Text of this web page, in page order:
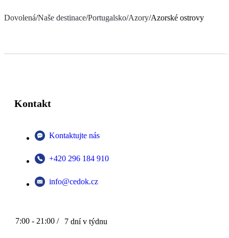
Dovolená/Naše destinace/Portugalsko/Azory/Azorské ostrovy
Kontakt
Kontaktujte nás
+420 296 184 910
info@cedok.cz
7:00 - 21:00 / 7 dní v týdnu